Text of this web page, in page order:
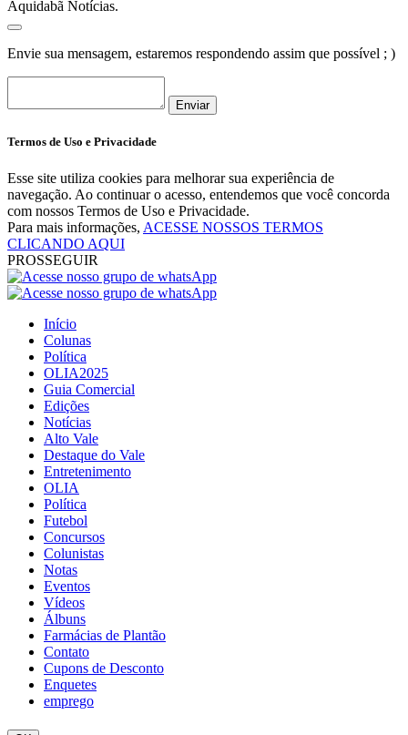
Aquidabã Notícias.
Envie sua mensagem, estaremos respondendo assim que possível ; )
Enviar
Termos de Uso e Privacidade
Esse site utiliza cookies para melhorar sua experiência de
navegação. Ao continuar o acesso, entendemos que você concorda
com nossos Termos de Uso e Privacidade.
Para mais informações, ACESSE NOSSOS TERMOS
CLICANDO AQUI
PROSSEGUIR
Início
Colunas
Política
OLIA2025
Guia Comercial
Edições
Notícias
Alto Vale
Destaque do Vale
Entretenimento
OLIA
Política
Futebol
Concursos
Colunistas
Notas
Eventos
Vídeos
Álbuns
Farmácias de Plantão
Contato
Cupons de Desconto
Enquetes
emprego